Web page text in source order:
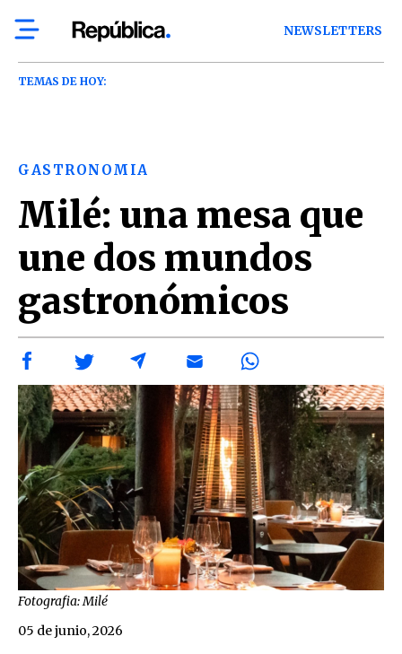
NEWSLETTERS
TEMAS DE HOY:
GASTRONOMIA
Milé: una mesa que
une dos mundos
gastronómicos
Fotografia: Milé
05 de junio, 2026